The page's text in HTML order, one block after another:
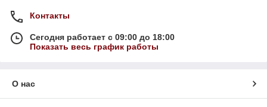
Контакты
Сегодня работает с 09:00 до 18:00
Показать весь график работы
О нас